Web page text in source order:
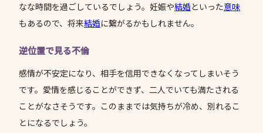
なな時間を過ごしているでしょう。妊娠や結婚といった意味
もあるので、将来結婚に繋がるかもしれません。
逆位置で見る不倫
感情が不安定になり、相手を信用できなくなってしまいそう
です。愛情を感じることができず、二人でいても満たされる
ことがなさそうです。このままでは気持ちが冷め、別れるこ
とになるでしょう。